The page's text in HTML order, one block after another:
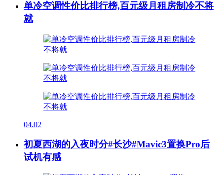
单冷空调性价比排行榜,百元级月租房制冷不将
就
04.02
初夏西湖的入夜时分#长沙#Mavic3置换Pro后
试机有感